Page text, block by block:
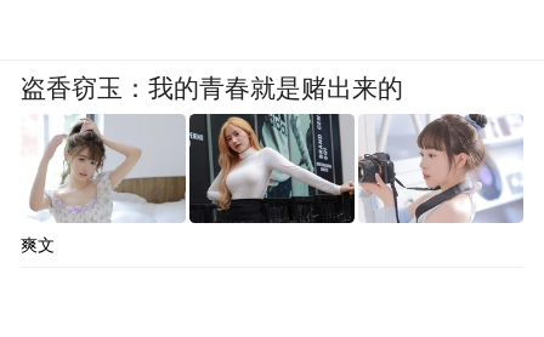
盗香窃玉：我的青春就是赌出来的
爽文